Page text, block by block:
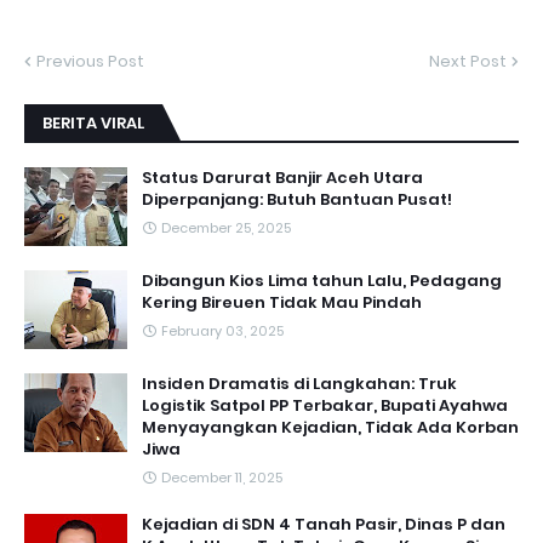
Previous Post Next Post
BERITA VIRAL
Status Darurat Banjir Aceh Utara
Diperpanjang: Butuh Bantuan Pusat!
December 25, 2025
Dibangun Kios Lima tahun Lalu, Pedagang
Kering Bireuen Tidak Mau Pindah
February 03, 2025
Insiden Dramatis di Langkahan: Truk
Logistik Satpol PP Terbakar, Bupati Ayahwa
Menyayangkan Kejadian, Tidak Ada Korban
Jiwa
December 11, 2025
Kejadian di SDN 4 Tanah Pasir, Dinas P dan